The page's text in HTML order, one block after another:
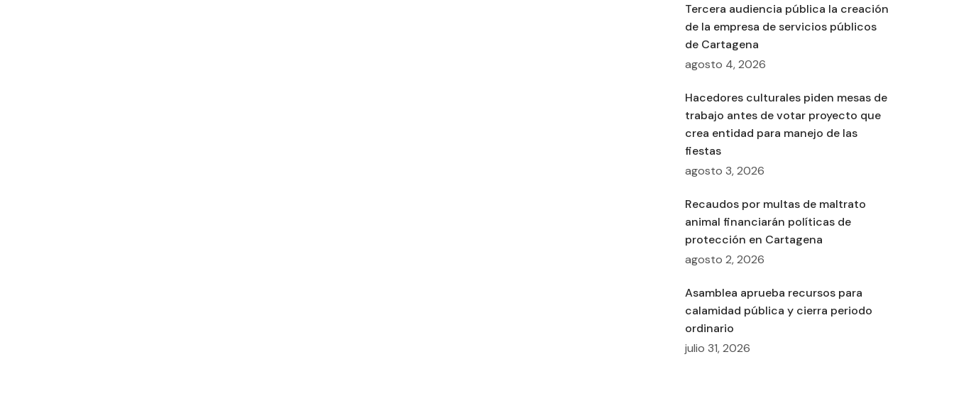
Tercera audiencia pública la creación
de la empresa de servicios públicos
de Cartagena
agosto 4, 2026
Hacedores culturales piden mesas de
trabajo antes de votar proyecto que
crea entidad para manejo de las
fiestas
agosto 3, 2026
Recaudos por multas de maltrato
animal financiarán políticas de
protección en Cartagena
agosto 2, 2026
Asamblea aprueba recursos para
calamidad pública y cierra periodo
ordinario
julio 31, 2026